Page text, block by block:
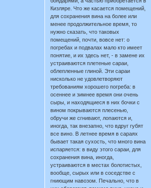
Кизляре. Что же касается помещений,
для сохранения вина на более или
менее продолжительное время, то
нужно сказать, что таковых
помещений, почти, вовсе нет: о
погребах и подвалах мало кто имеет
понятие, и их здесь нет, - в замене их
устраиваются плетеные сараи,
облепленные глиной. Эти сараи
нисколько не удовлетворяют
требованиям хорошего погреба: в
осеннее и зимнее время они очень
сыры, и находящиеся в них бочки с
вином покрываются плесенью,
обручи же сгнивают, лопаются и,
иногда, так внезапно, что вдруг губят
все вино. В летнее время в сараях
бывает такая сухость, что много вина
испаряется: в виду этого сараи, для
сохранения вина, иногда,
устраиваются в местах болотистых,
вообще, сырых или в соседстве с
гниющим навозом. Печально, что в